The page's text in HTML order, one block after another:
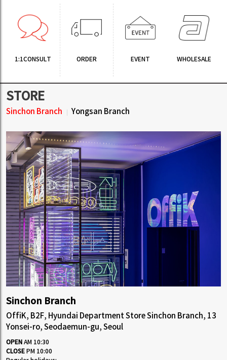
1:1CONSULT ORDER EVENT WHOLESALE
STORE
Sinchon Branch Yongsan Branch
Sinchon Branch
OffiK, B2F, Hyundai Department Store Sinchon Branch, 13
Yonsei-ro, Seodaemun-gu, Seoul
OPEN AM 10:30
CLOSE PM 10:00